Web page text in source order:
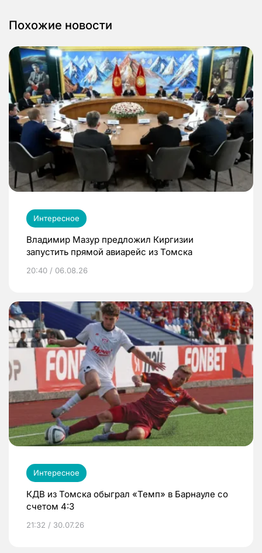
Похожие новости
Интересное
Владимир Мазур предложил Киргизии
запустить прямой авиарейс из Томска
20:40 / 06.08.26
Интересное
КДВ из Томска обыграл «Темп» в Барнауле со
счетом 4:3
21:32 / 30.07.26